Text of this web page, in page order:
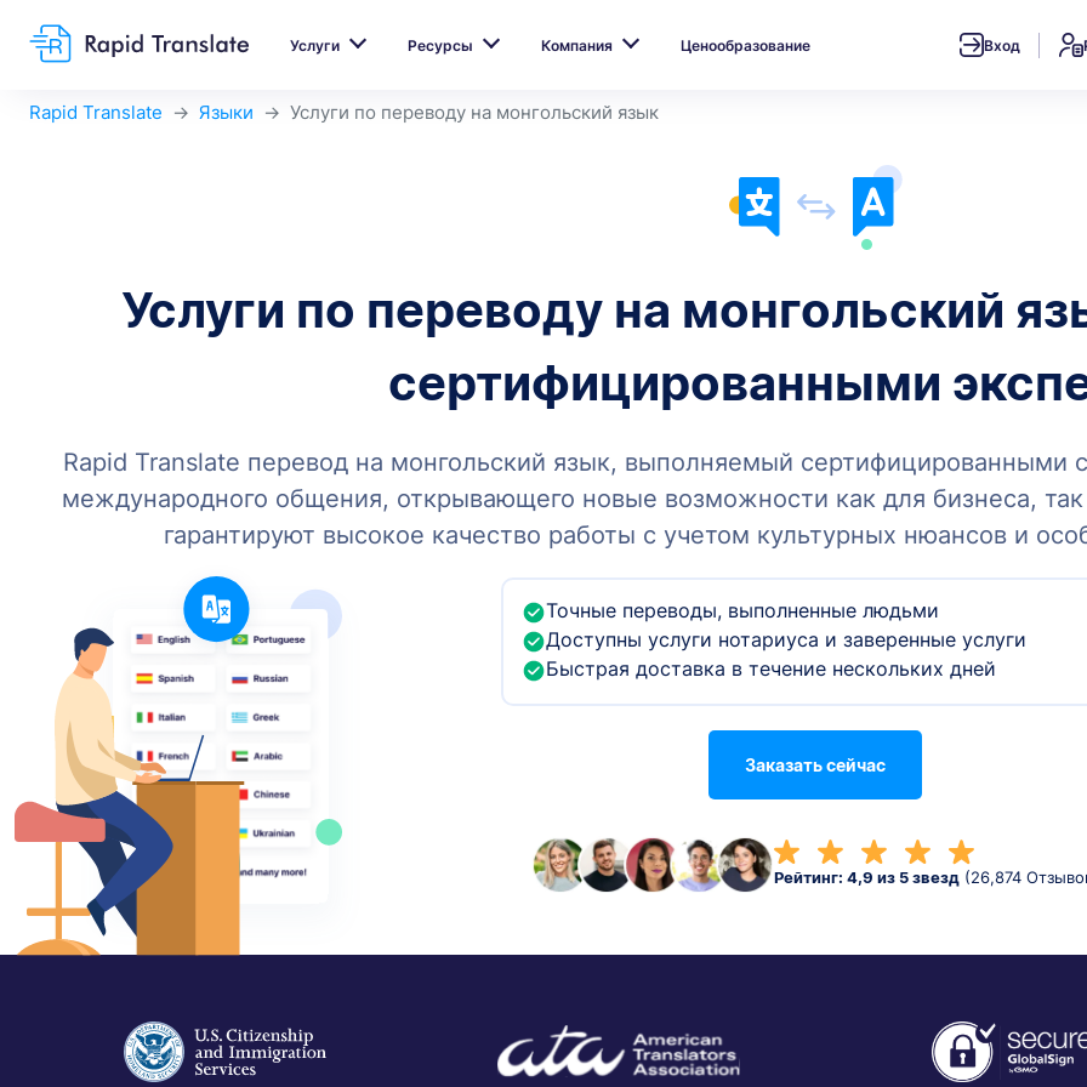
Услуги Ресурсы Компания Ценообразование Вход
Rapid Translate Языки Услуги по переводу на монгольский язык
Услуги по переводу на монгольский
сертифицированными
Rapid Translate перевод на монгольский язык, выполняемый сертифицированными
международного общения, открывающего новые возможности как для бизнеса,
гарантируют высокое качество работы с учетом культурных нюансов и
Точные переводы, выполненные людьми
Доступны услуги нотариуса и заверенные услуги
Быстрая доставка в течение нескольких дней
Заказать сейчас
Рейтинг: 4,9 из 5 звезд (26,874